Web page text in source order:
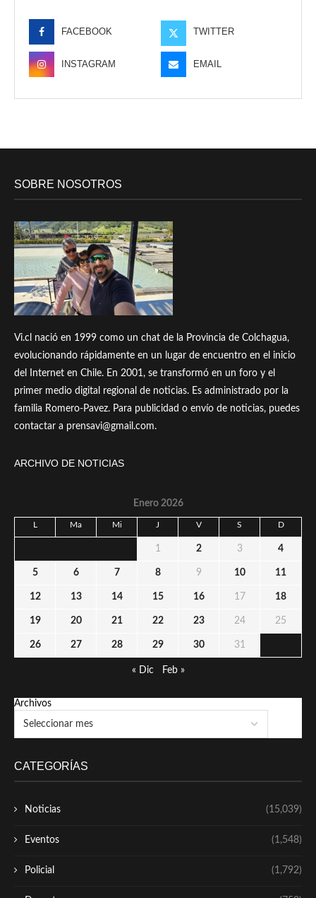
FACEBOOK TWITTER
INSTAGRAM EMAIL
SOBRE NOSOTROS
Vi.cl nació en 1999 como un chat de la Provincia de Colchagua,
evolucionando rápidamente en un lugar de encuentro en el inicio
del Internet en Chile. En 2001, se transformó en un foro y el
primer medio digital regional de noticias. Es administrado por la
familia Romero-Pavez. Para publicidad o envío de noticias, puedes
contactar a prensavi@gmail.com.
ARCHIVO DE NOTICIAS
Enero 2026
L Ma Mi J V S D
1 2 3 4
5 6 7 8 9 10 11
12 13 14 15 16 17 18
19 20 21 22 23 24 25
26 27 28 29 30 31
« Dic Feb »
Archivos
CATEGORÍAS
Noticias (15,039)
Eventos (1,548)
Policial (1,792)